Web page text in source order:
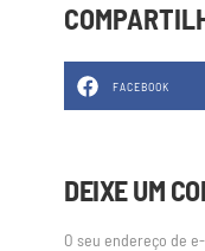
FACEBOOK
DEIXE UM
O seu endereço de